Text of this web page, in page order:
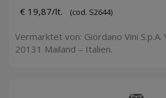
€ 19,87/lt. (cod. S2644)
Vermarktet von: Giordano Vini S.p.A.
20131 Mailand – Italien.